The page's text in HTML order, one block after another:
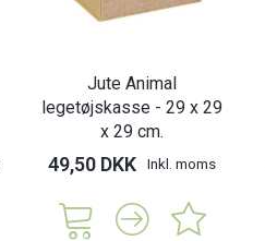
Jute Animal
legetøjskasse - 29 x 29
x 29 cm.
49,50 DKK Inkl. moms